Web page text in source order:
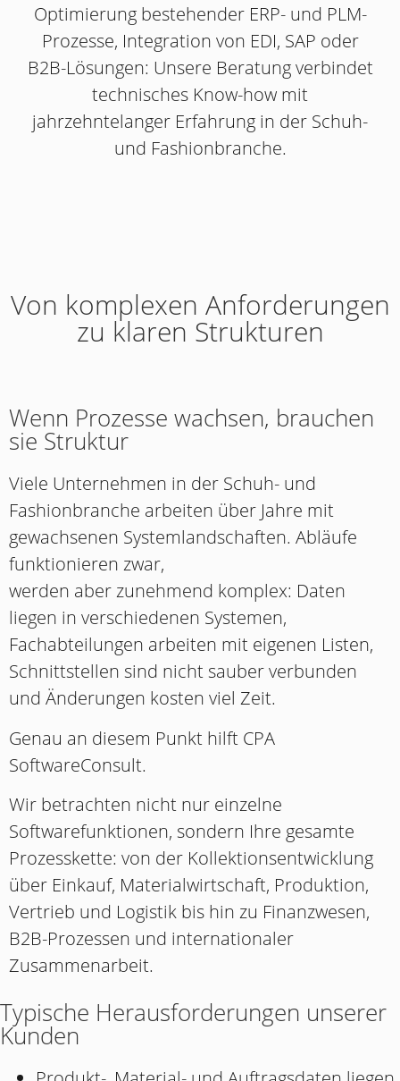
Optimierung bestehender ERP- und PLM-
Prozesse, Integration von EDI, SAP oder
B2B-Lösungen: Unsere Beratung verbindet
technisches Know-how mit
jahrzehntelanger Erfahrung in der Schuh-
und Fashionbranche.
Von komplexen Anforderungen
zu klaren Strukturen
Wenn Prozesse wachsen, brauchen
sie Struktur
Viele Unternehmen in der Schuh- und
Fashionbranche arbeiten über Jahre mit
gewachsenen Systemlandschaften. Abläufe
funktionieren zwar,
werden aber zunehmend komplex: Daten
liegen in verschiedenen Systemen,
Fachabteilungen arbeiten mit eigenen Listen,
Schnittstellen sind nicht sauber verbunden
und Änderungen kosten viel Zeit.
Genau an diesem Punkt hilft CPA
SoftwareConsult.
Wir betrachten nicht nur einzelne
Softwarefunktionen, sondern Ihre gesamte
Prozesskette: von der Kollektionsentwicklung
über Einkauf, Materialwirtschaft, Produktion,
Vertrieb und Logistik bis hin zu Finanzwesen,
B2B-Prozessen und internationaler
Zusammenarbeit.
Typische Herausforderungen unserer
Kunden